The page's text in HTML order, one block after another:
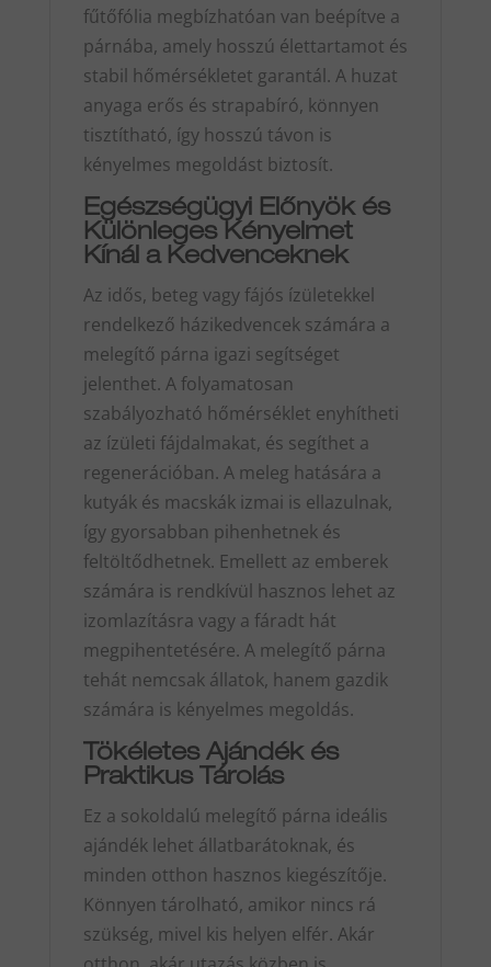
fűtőfólia megbízhatóan van beépítve a
párnába, amely hosszú élettartamot és
stabil hőmérsékletet garantál. A huzat
anyaga erős és strapabíró, könnyen
tisztítható, így hosszú távon is
kényelmes megoldást biztosít.
Egészségügyi Előnyök és
Különleges Kényelmet
Kínál a Kedvenceknek
Az idős, beteg vagy fájós ízületekkel
rendelkező házikedvencek számára a
melegítő párna igazi segítséget
jelenthet. A folyamatosan
szabályozható hőmérséklet enyhítheti
az ízületi fájdalmakat, és segíthet a
regenerációban. A meleg hatására a
kutyák és macskák izmai is ellazulnak,
így gyorsabban pihenhetnek és
feltöltődhetnek. Emellett az emberek
számára is rendkívül hasznos lehet az
izomlazításra vagy a fáradt hát
megpihentetésére. A melegítő párna
tehát nemcsak állatok, hanem gazdik
számára is kényelmes megoldás.
Tökéletes Ajándék és
Praktikus Tárolás
Ez a sokoldalú melegítő párna ideális
ajándék lehet állatbarátoknak, és
minden otthon hasznos kiegészítője.
Könnyen tárolható, amikor nincs rá
szükség, mivel kis helyen elfér. Akár